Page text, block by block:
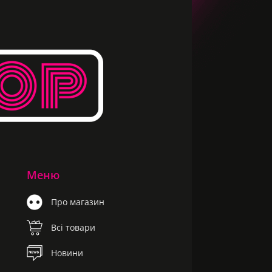
Меню
Про магазин
Всі товари
Новини